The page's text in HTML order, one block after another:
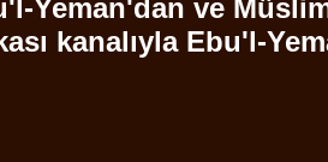
-Yeman'dan ve
kanalıyla Ebu'l-